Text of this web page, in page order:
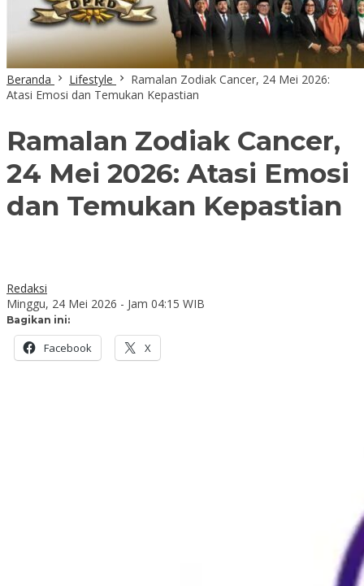
Beranda Lifestyle
Ramalan Zodiak Cancer, 24 Mei 2026:
Atasi Emosi dan Temukan Kepastian
Ramalan Zodiak Cancer,
24 Mei 2026: Atasi Emosi
dan Temukan Kepastian
Redaksi
Minggu, 24 Mei 2026 - Jam 04:15 WIB
Bagikan ini:
Facebook X